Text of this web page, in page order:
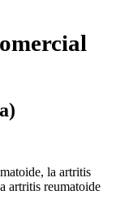
la artritis
artritis reumatoide